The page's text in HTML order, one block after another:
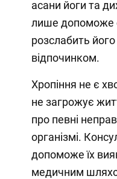
асани йоги та
лише допоможе
розслабить
відпочинком.
Хропіння не є
не загрожує
про певні
організмі.
допоможе їх
медичним